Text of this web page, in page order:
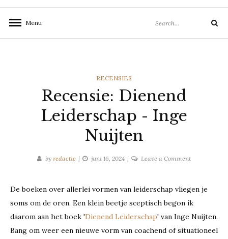
Menu
for:
Search
CATEGORIES
RECENSIES
Recensie: Dienend
Leiderschap - Inge
Nuijten
by redactie juni 16, 2024 Leave a Commenton
Leiderschap
-
Inge
Nuijten
De boeken over allerlei vormen van leiderschap vliegen je
soms om de oren. Een klein beetje sceptisch begon ik
daarom aan het boek 'Dienend Leiderschap' van Inge Nuijten.
Bang om weer een nieuwe vorm van coachend of situationeel